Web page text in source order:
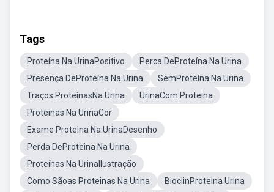
Tags
Proteína Na UrinaPositivo
Perca DeProteína Na Urina
Presença DeProteína Na Urina
SemProteína Na Urina
Traços ProteínasNa Urina
UrinaCom Proteina
Proteinas Na UrinaCor
Exame Proteina Na UrinaDesenho
Perda DeProteina Na Urina
Proteínas Na UrinaIlustração
Como Sãoas Proteinas Na Urina
BioclinProteina Urina